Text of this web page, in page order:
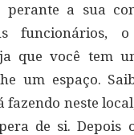
perante a sua
funcionários,
que você tem
um espaço.
fazendo neste
de si. Depois